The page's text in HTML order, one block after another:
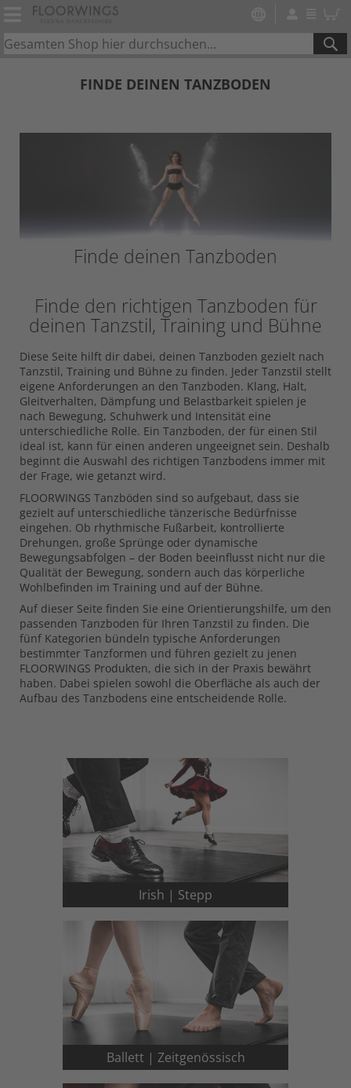
FINDE DEINEN TANZBODEN
Finde deinen Tanzboden
Finde den richtigen Tanzboden für
deinen Tanzstil, Training und Bühne
Diese Seite hilft dir dabei, deinen Tanzboden gezielt nach
Tanzstil, Training und Bühne zu finden. Jeder Tanzstil stellt
eigene Anforderungen an den Tanzboden. Klang, Halt,
Gleitverhalten, Dämpfung und Belastbarkeit spielen je
nach Bewegung, Schuhwerk und Intensität eine
unterschiedliche Rolle. Ein Tanzboden, der für einen Stil
ideal ist, kann für einen anderen ungeeignet sein. Deshalb
beginnt die Auswahl des richtigen Tanzbodens immer mit
der Frage, wie getanzt wird.
FLOORWINGS Tanzböden sind so aufgebaut, dass sie
gezielt auf unterschiedliche tänzerische Bedürfnisse
eingehen. Ob rhythmische Fußarbeit, kontrollierte
Drehungen, große Sprünge oder dynamische
Bewegungsabfolgen – der Boden beeinflusst nicht nur die
Qualität der Bewegung, sondern auch das körperliche
Wohlbefinden im Training und auf der Bühne.
Auf dieser Seite finden Sie eine Orientierungshilfe, um den
passenden Tanzboden für Ihren Tanzstil zu finden. Die
fünf Kategorien bündeln typische Anforderungen
bestimmter Tanzformen und führen gezielt zu jenen
FLOORWINGS Produkten, die sich in der Praxis bewährt
haben. Dabei spielen sowohl die Oberfläche als auch der
Aufbau des Tanzbodens eine entscheidende Rolle.
Irish | Stepp
Ballett | Zeitgenössisch